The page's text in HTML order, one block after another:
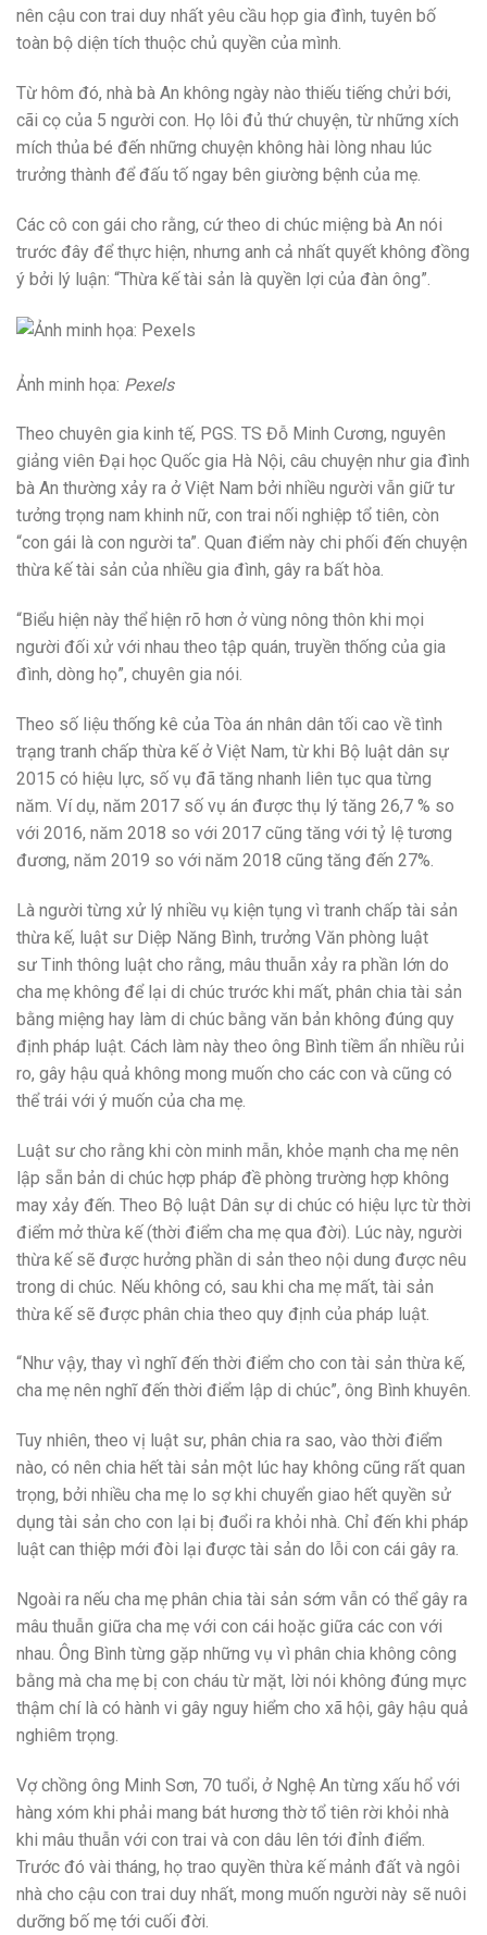
nên cậu con trai duy nhất yêu cầu họp gia đình, tuyên bố
toàn bộ diện tích thuộc chủ quyền của mình.
Từ hôm đó, nhà bà An không ngày nào thiếu tiếng chửi bới,
cãi cọ của 5 người con. Họ lôi đủ thứ chuyện, từ những xích
mích thủa bé đến những chuyện không hài lòng nhau lúc
trưởng thành để đấu tố ngay bên giường bệnh của mẹ.
Các cô con gái cho rằng, cứ theo di chúc miệng bà An nói
trước đây để thực hiện, nhưng anh cả nhất quyết không đồng
ý bởi lý luận: “Thừa kế tài sản là quyền lợi của đàn ông”.
Ảnh minh họa: Pexels
Theo chuyên gia kinh tế, PGS. TS Đỗ Minh Cương, nguyên
giảng viên Đại học Quốc gia Hà Nội, câu chuyện như gia đình
bà An thường xảy ra ở Việt Nam bởi nhiều người vẫn giữ tư
tưởng trọng nam khinh nữ, con trai nối nghiệp tổ tiên, còn
“con gái là con người ta”. Quan điểm này chi phối đến chuyện
thừa kế tài sản của nhiều gia đình, gây ra bất hòa.
“Biểu hiện này thể hiện rõ hơn ở vùng nông thôn khi mọi
người đối xử với nhau theo tập quán, truyền thống của gia
đình, dòng họ”, chuyên gia nói.
Theo số liệu thống kê của Tòa án nhân dân tối cao về tình
trạng tranh chấp thừa kế ở Việt Nam, từ khi Bộ luật dân sự
2015 có hiệu lực, số vụ đã tăng nhanh liên tục qua từng
năm. Ví dụ, năm 2017 số vụ án được thụ lý tăng 26,7 % so
với 2016, năm 2018 so với 2017 cũng tăng với tỷ lệ tương
đương, năm 2019 so với năm 2018 cũng tăng đến 27%.
Là người từng xử lý nhiều vụ kiện tụng vì tranh chấp tài sản
thừa kế, luật sư Diệp Năng Bình, trưởng Văn phòng luật
sư Tinh thông luật cho rằng, mâu thuẫn xảy ra phần lớn do
cha mẹ không để lại di chúc trước khi mất, phân chia tài sản
bằng miệng hay làm di chúc bằng văn bản không đúng quy
định pháp luật. Cách làm này theo ông Bình tiềm ẩn nhiều rủi
ro, gây hậu quả không mong muốn cho các con và cũng có
thể trái với ý muốn của cha mẹ.
Luật sư cho rằng khi còn minh mẫn, khỏe mạnh cha mẹ nên
lập sẵn bản di chúc hợp pháp đề phòng trường hợp không
may xảy đến. Theo Bộ luật Dân sự di chúc có hiệu lực từ thời
điểm mở thừa kế (thời điểm cha mẹ qua đời). Lúc này, người
thừa kế sẽ được hưởng phần di sản theo nội dung được nêu
trong di chúc. Nếu không có, sau khi cha mẹ mất, tài sản
thừa kế sẽ được phân chia theo quy định của pháp luật.
“Như vậy, thay vì nghĩ đến thời điểm cho con tài sản thừa kế,
cha mẹ nên nghĩ đến thời điểm lập di chúc”, ông Bình khuyên.
Tuy nhiên, theo vị luật sư, phân chia ra sao, vào thời điểm
nào, có nên chia hết tài sản một lúc hay không cũng rất quan
trọng, bởi nhiều cha mẹ lo sợ khi chuyển giao hết quyền sử
dụng tài sản cho con lại bị đuổi ra khỏi nhà. Chỉ đến khi pháp
luật can thiệp mới đòi lại được tài sản do lỗi con cái gây ra.
Ngoài ra nếu cha mẹ phân chia tài sản sớm vẫn có thể gây ra
mâu thuẫn giữa cha mẹ với con cái hoặc giữa các con với
nhau. Ông Bình từng gặp những vụ vì phân chia không công
bằng mà cha mẹ bị con cháu từ mặt, lời nói không đúng mực
thậm chí là có hành vi gây nguy hiểm cho xã hội, gây hậu quả
nghiêm trọng.
Vợ chồng ông Minh Sơn, 70 tuổi, ở Nghệ An từng xấu hổ với
hàng xóm khi phải mang bát hương thờ tổ tiên rời khỏi nhà
khi mâu thuẫn với con trai và con dâu lên tới đỉnh điểm.
Trước đó vài tháng, họ trao quyền thừa kế mảnh đất và ngôi
nhà cho cậu con trai duy nhất, mong muốn người này sẽ nuôi
dưỡng bố mẹ tới cuối đời.